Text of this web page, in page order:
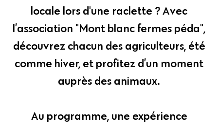
locale lors d'une raclette ? Avec
l’association "Mont blanc fermes péda",
découvrez chacun des agriculteurs, été
comme hiver, et profitez d’un moment
auprès des animaux.
Au programme, une expérience